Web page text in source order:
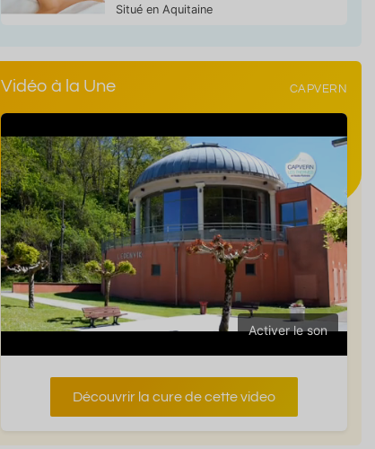
Situé en Aquitaine
Vidéo à la Une CAPVERN
Activer le son
Découvrir la cure de cette video